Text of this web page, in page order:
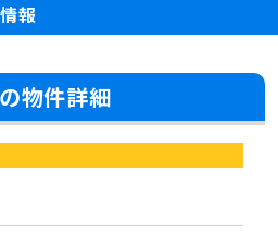
報
物件詳細